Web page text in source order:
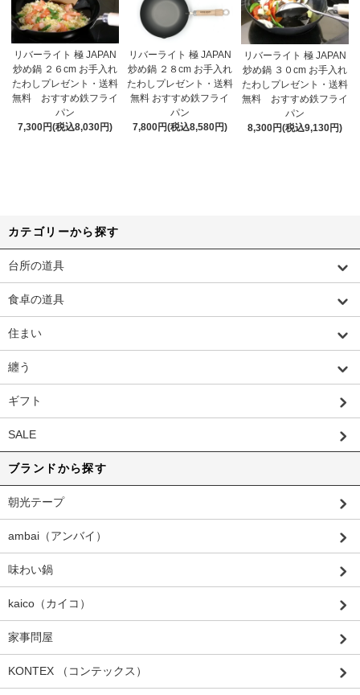
リバーライト 極 JAPAN
炒め鍋 ２６cm お手入れ
たわしプレゼント・送料
無料 おすすめ鉄フライ
パン
7,300円(税込8,030円)
リバーライト 極 JAPAN
炒め鍋 ２８cm お手入れ
たわしプレゼント・送料
無料 おすすめ鉄フライ
パン
7,800円(税込8,580円)
リバーライト 極 JAPAN
炒め鍋 ３０cm お手入れ
たわしプレゼント・送料
無料 おすすめ鉄フライ
パン
8,300円(税込9,130円)
カテゴリーから探す
台所の道具
食卓の道具
住まい
纏う
ギフト
SALE
ブランドから探す
朝光テープ
ambai（アンバイ）
味わい鍋
kaico（カイコ）
家事問屋
KONTEX （コンテックス）